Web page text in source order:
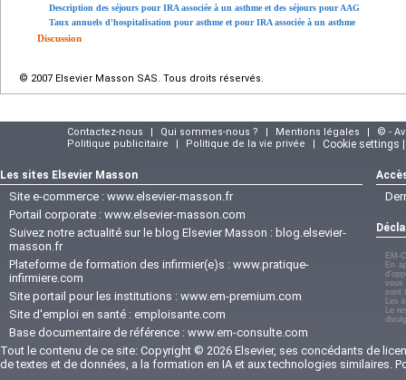
Description des séjours pour IRA associée à un asthme et des séjours pour AAG
Taux annuels d'hospitalisation pour asthme et pour IRA associée à un asthme
Discussion
© 2007 Elsevier Masson SAS. Tous droits réservés.
Contactez-nous | Qui sommes-nous ? | Mentions légales |
© -
Politique publicitaire
| Politique de la vie privée | Cookie settings
Les sites Elsevier Masson
Site e-commerce : www.elsevier-masson.fr
Portail corporate : www.elsevier-masson.com
Suivez notre actualité sur le blog Elsevier Masson : blog.elsevier-
masson.fr
Plateforme de formation des infirmier(e)s : www.pratique-
infirmiere.com
Site portail pour les institutions : www.em-premium.com
Site d'emploi en santé : emploisante.com
Base documentaire de référence : www.em-consulte.com
EM-
En
vous
sont
Les
Le
Tout le contenu de ce site: Copyright © 2026 Elsevier, ses concédants de
de textes et de données, a la formation en IA et aux technologies similaires.